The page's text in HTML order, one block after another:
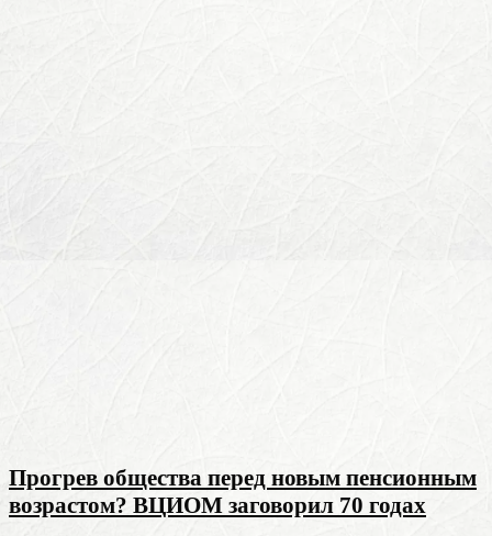
Прогрев общества перед новым пенсионным
возрастом? ВЦИОМ заговорил 70 годах